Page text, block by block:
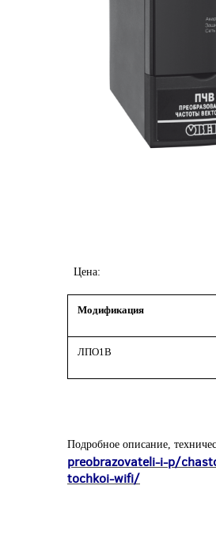
Цена:
Модификация
ЛПО1В
Подробное описание,
preobrazovateli-i-p/
tochkoi-wifi/